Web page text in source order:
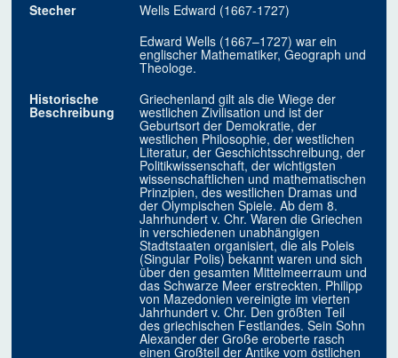
Stecher
Wells Edward (1667-1727)
Edward Wells (1667–1727) war ein
englischer Mathematiker, Geograph und
Theologe.
Historische
Beschreibung
Griechenland gilt als die Wiege der
westlichen Zivilisation und ist der
Geburtsort der Demokratie, der
westlichen Philosophie, der westlichen
Literatur, der Geschichtsschreibung, der
Politikwissenschaft, der wichtigsten
wissenschaftlichen und mathematischen
Prinzipien, des westlichen Dramas und
der Olympischen Spiele. Ab dem 8.
Jahrhundert v. Chr. Waren die Griechen
in verschiedenen unabhängigen
Stadtstaaten organisiert, die als Poleis
(Singular Polis) bekannt waren und sich
über den gesamten Mittelmeerraum und
das Schwarze Meer erstreckten. Philipp
von Mazedonien vereinigte im vierten
Jahrhundert v. Chr. Den größten Teil
des griechischen Festlandes. Sein Sohn
Alexander der Große eroberte rasch
einen Großteil der Antike vom östlichen